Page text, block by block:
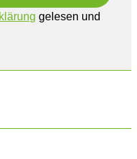
gelesen und